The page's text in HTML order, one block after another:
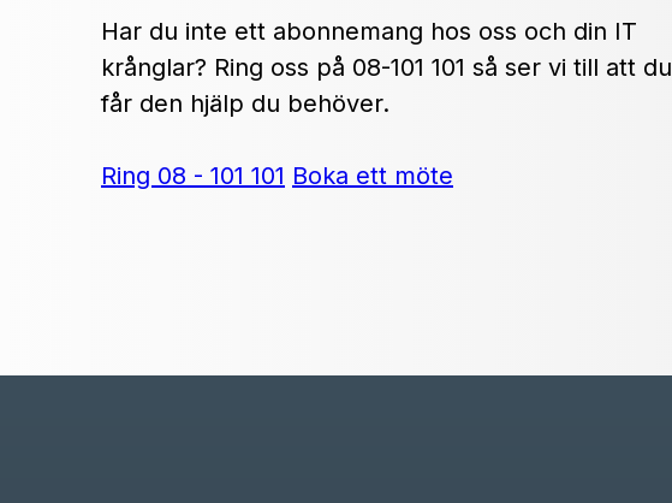
Har du inte ett abonnemang hos oss och din IT
krånglar? Ring oss på 08-101 101 så ser vi till att du
får den hjälp du behöver.
Ring 08 - 101 101 Boka ett möte